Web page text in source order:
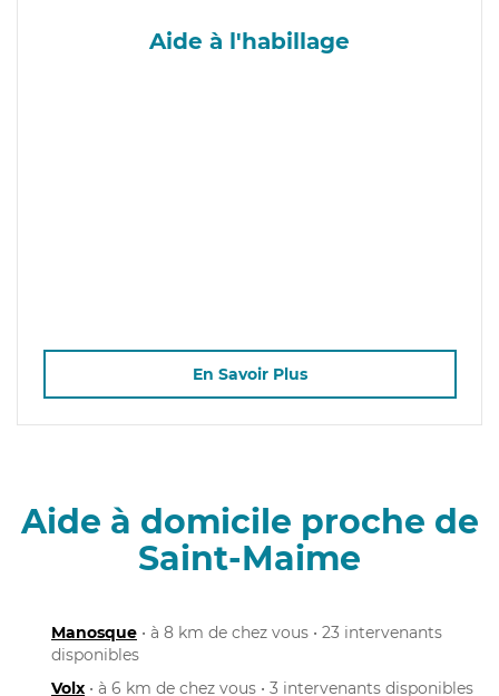
Aide à l'habillage
En Savoir Plus
Aide à domicile proche de
Saint-Maime
Manosque • à 8 km de chez vous • 23 intervenants
disponibles
Volx • à 6 km de chez vous • 3 intervenants disponibles